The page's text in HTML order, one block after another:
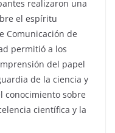
realizaron una
el espíritu
Comunicación de
permitió a los
del papel
de la ciencia y
conocimiento sobre
científica y la